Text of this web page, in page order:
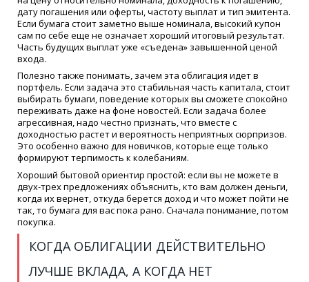
дату погашения или оферты, частоту выплат и тип эмитента.
Если бумага стоит заметно выше номинала, высокий купон
сам по себе еще не означает хороший итоговый результат.
Часть будущих выплат уже «съедена» завышенной ценой
входа.
Полезно также понимать, зачем эта облигация идет в
портфель. Если задача это стабильная часть капитала, стоит
выбирать бумаги, поведение которых вы сможете спокойно
переживать даже на фоне новостей. Если задача более
агрессивная, надо честно признать, что вместе с
доходностью растет и вероятность неприятных сюрпризов.
Это особенно важно для новичков, которые еще только
формируют терпимость к колебаниям.
Хороший бытовой ориентир простой: если вы не можете в
двух-трех предложениях объяснить, кто вам должен деньги,
когда их вернет, откуда берется доход и что может пойти не
так, то бумага для вас пока рано. Сначала понимание, потом
покупка.
КОГДА ОБЛИГАЦИИ ДЕЙСТВИТЕЛЬНО
ЛУЧШЕ ВКЛАДА, А КОГДА НЕТ